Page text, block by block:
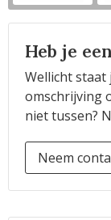
Heb je
Wellicht
omschrijving
niet tussen?
Neem